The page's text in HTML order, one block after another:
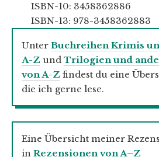
ISBN-10: 3458362886
ISBN-13: 978-3458362883
Unter Buchreihen Krimis
A-Z und Trilogien und
von A-Z findest du eine
die ich gerne lese.
Eine Übersicht meiner
in Rezensionen von A–Z